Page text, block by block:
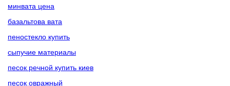
минвата цена
базальтова вата
пеностекло купить
сыпучие материалы
песок речной купить киев
песок овражный